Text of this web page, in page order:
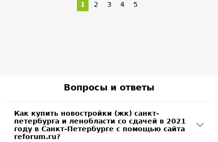
1 2 3 4 5
Вопросы и ответы
Как купить новостройки (жк) санкт-
петербурга и ленобласти со сдачей в 2021
году в Санкт-Петербурге с помощью сайта
reforum.ru?